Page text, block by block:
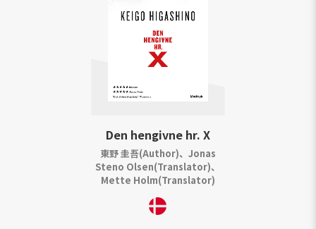
Den hengivne hr. X
東野 圭吾(Author)、Jonas
Steno Olsen(Translator)、
Mette Holm(Translator)